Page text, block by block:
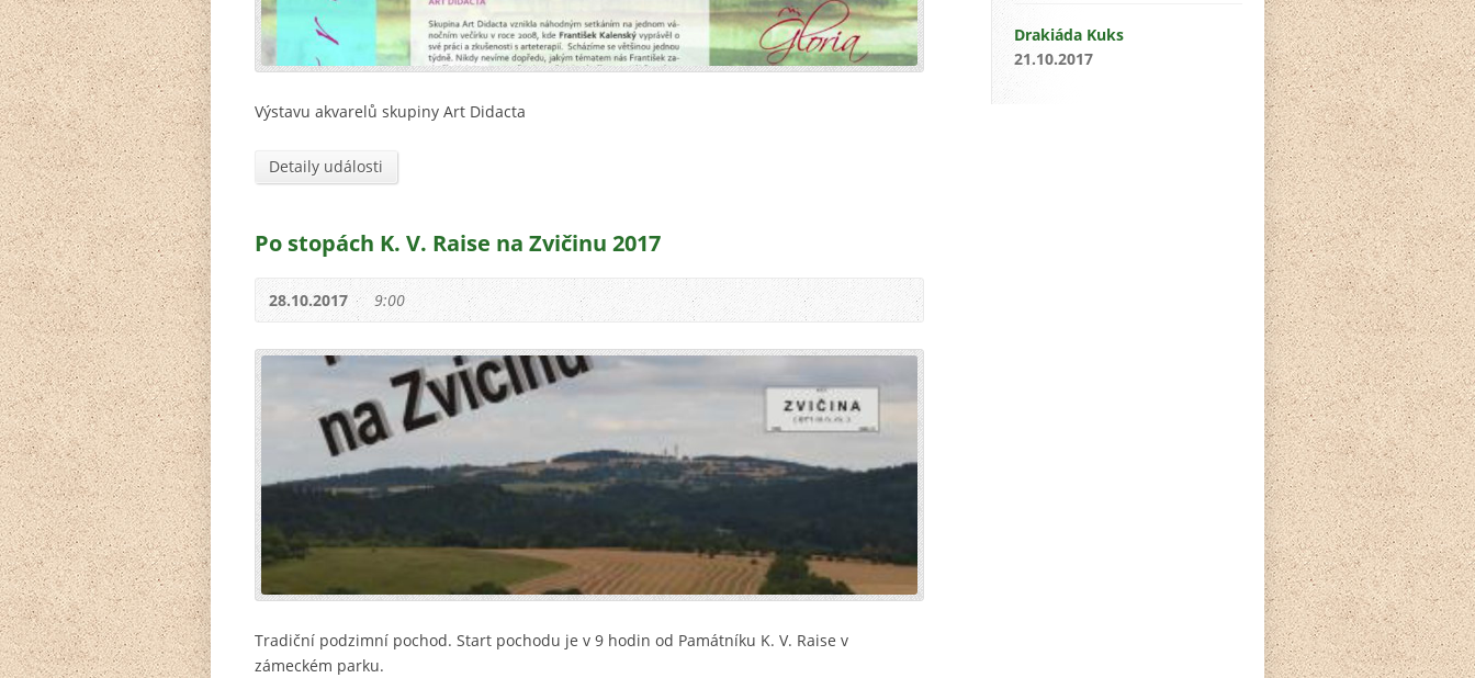
Výstavu akvarelů skupiny Art Didacta
Detaily události
Po stopách K. V. Raise na Zvičinu 2017
28.10.2017 9:00
Tradiční podzimní pochod. Start pochodu je v 9 hodin od Památníku K. V. Raise v
zámeckém parku.
Drakiáda Kuks
21.10.2017